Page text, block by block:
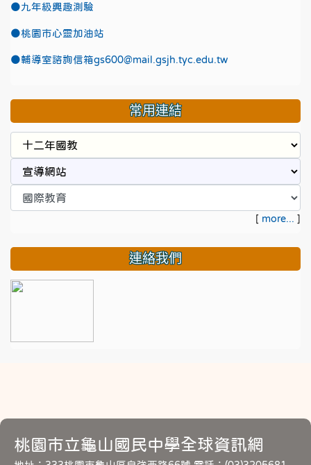
●九年級興趣測驗
●桃園市心靈加油站
●輔導室諮詢信箱gs600@mail.gsjh.tyc.edu.tw
常用連結
[ more... ]
連絡我們
桃園市立龜山國民中學全球資訊網